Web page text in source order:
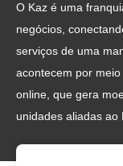
Sucesso
O Kaz é uma
negócios,
serviços de uma
acontecem por
online, que gera
unidades aliadas ao